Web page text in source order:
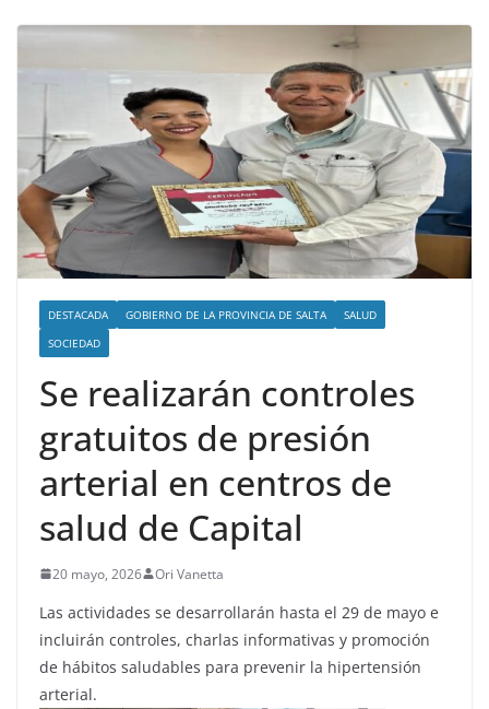
DESTACADA GOBIERNO DE LA PROVINCIA DE SALTA
SALUD
SOCIEDAD
Se realizarán controles
gratuitos de presión
arterial en centros de
salud de Capital
20 mayo, 2026 Ori Vanetta
Las actividades se desarrollarán hasta el 29 de mayo e
incluirán controles, charlas informativas y promoción
de hábitos saludables para prevenir la hipertensión
arterial.